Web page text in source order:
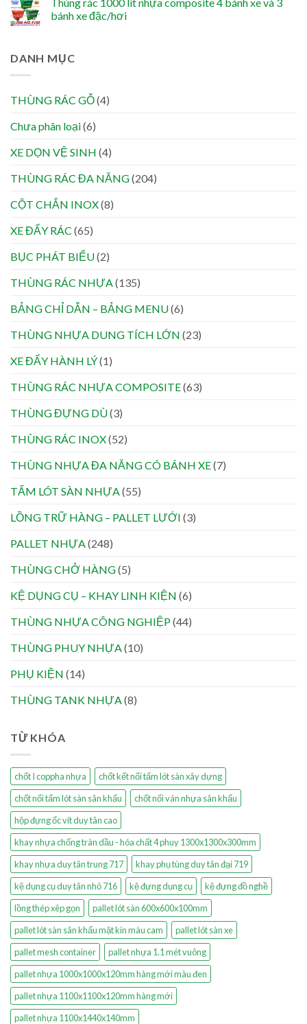
Thùng rác 1000 lít nhựa composite 4 bánh xe và 3
bánh xe đặc/hơi
DANH MỤC
THÙNG RÁC GỖ(4)
Chưa phân loại(6)
XE DỌN VỆ SINH (4)
THÙNG RÁC ĐA NĂNG(204)
CỘT CHẮN INOX(8)
XE ĐẨY RÁC (65)
BỤC PHÁT BIỂU(2)
THÙNG RÁC NHỰA(135)
BẢNG CHỈ DẪN – BẢNG MENU(6)
THÙNG NHỰA DUNG TÍCH LỚN (23)
XE ĐẨY HÀNH LÝ(1)
THÙNG RÁC NHỰA COMPOSITE(63)
THÙNG ĐỰNG DÙ(3)
THÙNG RÁC INOX(52)
THÙNG NHỰA ĐA NĂNG CÓ BÁNH XE(7)
TẤM LÓT SÀN NHỰA(55)
LỒNG TRỮ HÀNG – PALLET LƯỚI (3)
PALLET NHỰA(248)
THÙNG CHỞ HÀNG(5)
KỆ DỤNG CỤ – KHAY LINH KIỆN (6)
THÙNG NHỰA CÔNG NGHIỆP(44)
THÙNG PHUY NHỰA(10)
PHỤ KIỆN (14)
THÙNG TANK NHỰA(8)
TỪ KHÓA
chốt I coppha nhựa
chốt kết nối tấm lót sàn xây dựng
chốt nối tấm lót sàn sân khấu
chốt nối ván nhựa sân khấu
hộp đựng ốc vít duy tân cao
khay nhựa chống tràn dầu - hóa chất 4 phuy 1300x1300x300mm
khay nhựa duy tân trung 717
khay phụ tùng duy tân đại 719
kệ dụng cụ duy tân nhỏ 716
kệ đựng dụng cụ
kệ đựng đồ nghề
lồng thép xêp gọn
pallet lót sàn 600x600x100mm
pallet lót sàn sân khấu mặt kín màu cam
pallet lót sàn xe
pallet mesh container
pallet nhựa 1.1 mét vuông
pallet nhựa 1000x1000x120mm hàng mới màu đen
pallet nhựa 1100x1100x120mm hàng mới
pallet nhựa 1100x1440x140mm